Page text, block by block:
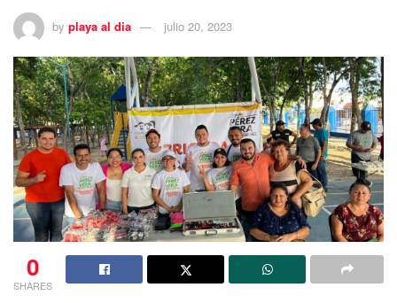
by playa al dia julio 20, 2023
0
SHARES